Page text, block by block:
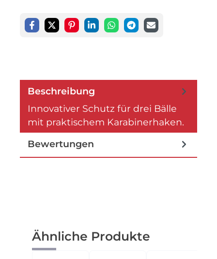
Beschreibung
Innovativer Schutz für drei Bälle
mit praktischem Karabinerhaken.
Bewertungen
Produktgalerie überspringen
Ähnliche Produkte